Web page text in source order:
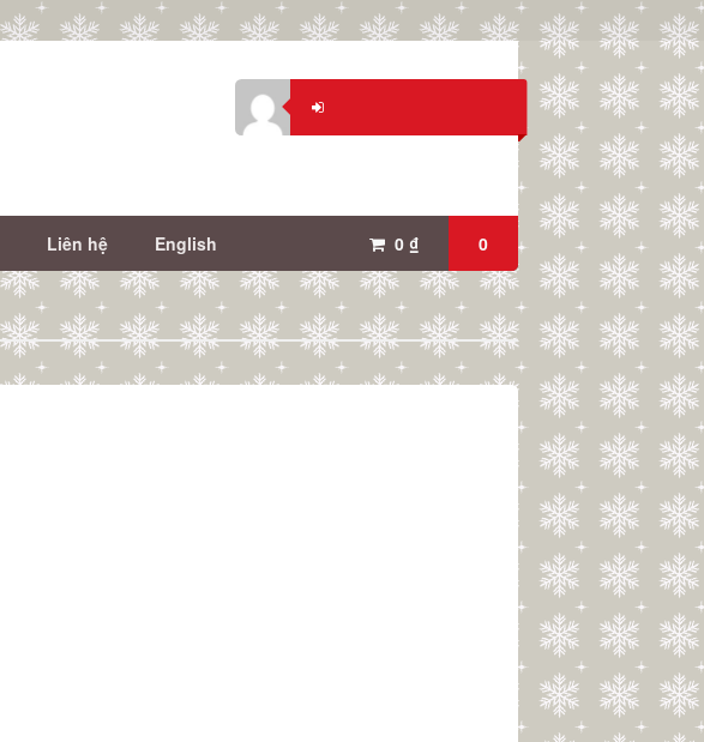
0 ₫ 0
Liên hệ English